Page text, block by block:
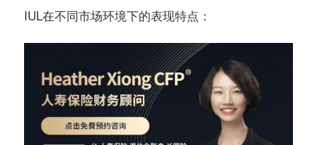
IUL在不同市场环境下的表现特点：